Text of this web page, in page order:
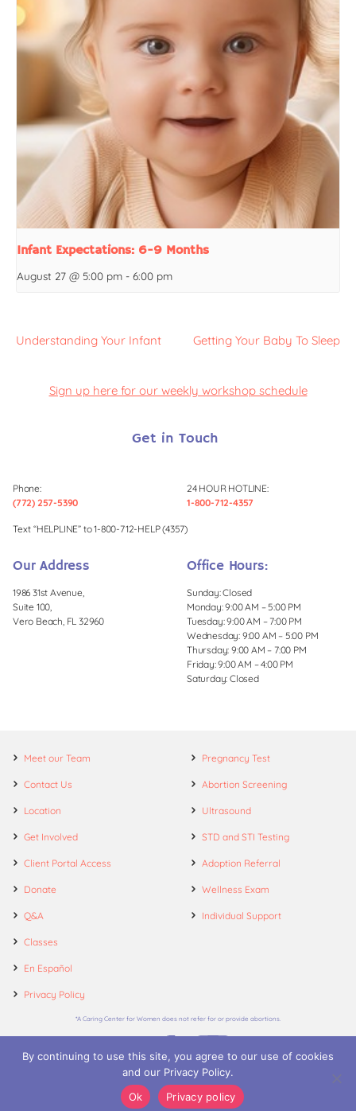
Infant Expectations: 6-9 Months
August 27 @ 5:00 pm - 6:00 pm
Understanding Your Infant Getting Your Baby To Sleep
Sign up here for our weekly workshop schedule
Get in Touch
Phone:
(772) 257-5390
24 HOUR HOTLINE:
1-800-712-4357
Text “HELPLINE” to 1-800-712-HELP (4357)
Our Address
1986 31st Avenue,
Suite 100,
Vero Beach, FL 32960
Office Hours:
Sunday: Closed
Monday: 9:00 AM – 5:00 PM
Tuesday: 9:00 AM – 7:00 PM
Wednesday: 9:00 AM – 5:00 PM
Thursday: 9:00 AM – 7:00 PM
Friday: 9:00 AM – 4:00 PM
Saturday: Closed
Meet our Team
Contact Us
Location
Get Involved
Client Portal Access
Donate
Q&A
Classes
En Español
Privacy Policy
Pregnancy Test
Abortion Screening
Ultrasound
STD and STI Testing
Adoption Referral
Wellness Exam
Individual Support
*A Caring Center for Women does not refer for or provide abortions.
© 2026. A Caring Center for Women.
By continuing to use this site, you agree to our use of cookies
and our Privacy Policy.
Ok
Privacy policy